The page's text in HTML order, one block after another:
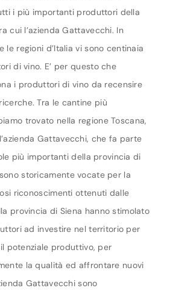
i più importanti produttori della
cui l’azienda Gattavecchi. In
le regioni d’Italia vi sono centinaia
di vino. E’ per questo che
i produttori di vino da recensire
Tra le cantine più
trovato nella regione Toscana,
Gattavecchi, che fa parte
più importanti della provincia di
storicamente vocate per la
riconoscimenti ottenuti dalle
provincia di Siena hanno stimolato
ad investire nel territorio per
potenziale produttivo, per
la qualità ed affrontare nuovi
Gattavecchi sono